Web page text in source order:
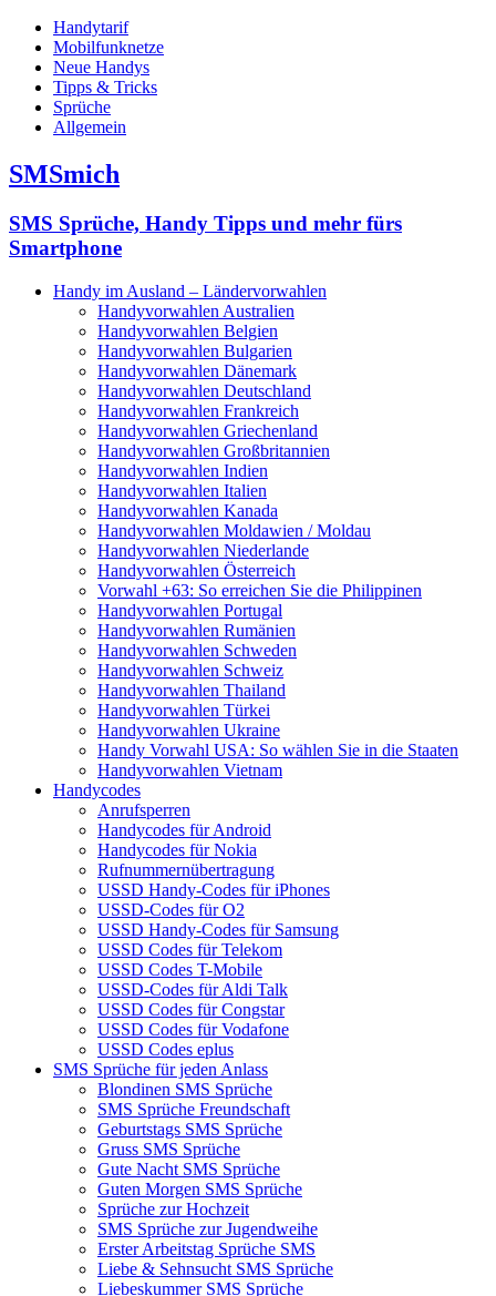
Handytarif
Mobilfunknetze
Neue Handys
Tipps & Tricks
Sprüche
Allgemein
SMSmich
SMS Sprüche, Handy Tipps und mehr fürs
Smartphone
Handy im Ausland – Ländervorwahlen
Handyvorwahlen Australien
Handyvorwahlen Belgien
Handyvorwahlen Bulgarien
Handyvorwahlen Dänemark
Handyvorwahlen Deutschland
Handyvorwahlen Frankreich
Handyvorwahlen Griechenland
Handyvorwahlen Großbritannien
Handyvorwahlen Indien
Handyvorwahlen Italien
Handyvorwahlen Kanada
Handyvorwahlen Moldawien / Moldau
Handyvorwahlen Niederlande
Handyvorwahlen Österreich
Vorwahl +63: So erreichen Sie die Philippinen
Handyvorwahlen Portugal
Handyvorwahlen Rumänien
Handyvorwahlen Schweden
Handyvorwahlen Schweiz
Handyvorwahlen Thailand
Handyvorwahlen Türkei
Handyvorwahlen Ukraine
Handy Vorwahl USA: So wählen Sie in die Staaten
Handyvorwahlen Vietnam
Handycodes
Anrufsperren
Handycodes für Android
Handycodes für Nokia
Rufnummernübertragung
USSD Handy-Codes für iPhones
USSD-Codes für O2
USSD Handy-Codes für Samsung
USSD Codes für Telekom
USSD Codes T-Mobile
USSD-Codes für Aldi Talk
USSD Codes für Congstar
USSD Codes für Vodafone
USSD Codes eplus
SMS Sprüche für jeden Anlass
Blondinen SMS Sprüche
SMS Sprüche Freundschaft
Geburtstags SMS Sprüche
Gruss SMS Sprüche
Gute Nacht SMS Sprüche
Guten Morgen SMS Sprüche
Sprüche zur Hochzeit
SMS Sprüche zur Jugendweihe
Erster Arbeitstag Sprüche SMS
Liebe & Sehnsucht SMS Sprüche
Liebeskummer SMS Sprüche